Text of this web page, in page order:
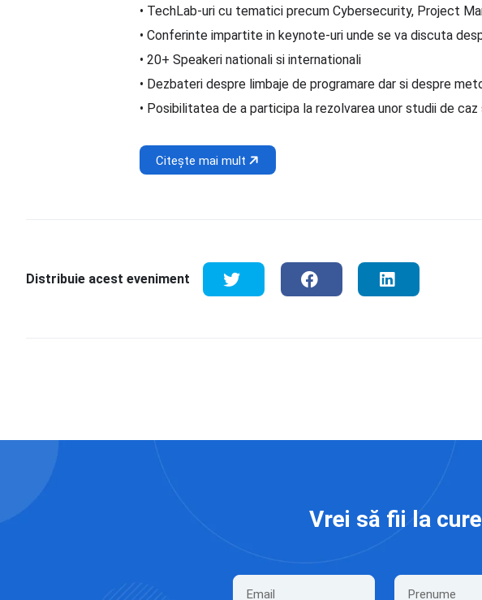
• TechLab-uri cu tematici precum Cybersecurity, Project
• Conferinte impartite in keynote-uri unde se va discuta
• 20+ Speakeri nationali si internationali
• Dezbateri despre limbaje de programare dar si despre
• Posibilitatea de a participa la rezolvarea unor studii de
Citește mai mult
Distribuie acest eveniment
Vrei să fii la